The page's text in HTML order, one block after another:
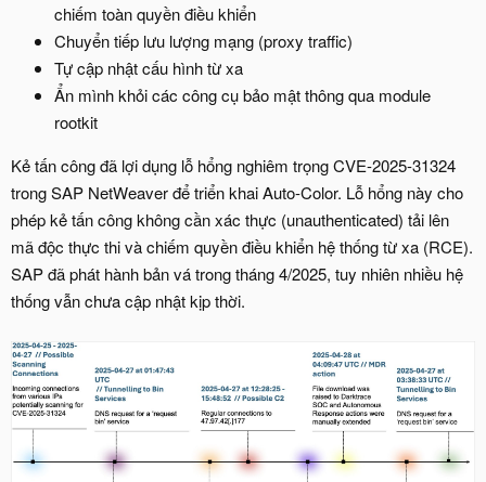
chiếm toàn quyền điều khiển
Chuyển tiếp lưu lượng mạng (proxy traffic)
Tự cập nhật cấu hình từ xa
Ẩn mình khỏi các công cụ bảo mật thông qua module
rootkit
Kẻ tấn công đã lợi dụng lỗ hổng nghiêm trọng CVE-2025-31324
trong SAP NetWeaver để triển khai Auto-Color. Lỗ hổng này cho
phép kẻ tấn công không cần xác thực (unauthenticated) tải lên
mã độc thực thi và chiếm quyền điều khiển hệ thống từ xa (RCE).
SAP đã phát hành bản vá trong tháng 4/2025, tuy nhiên nhiều hệ
thống vẫn chưa cập nhật kịp thời.